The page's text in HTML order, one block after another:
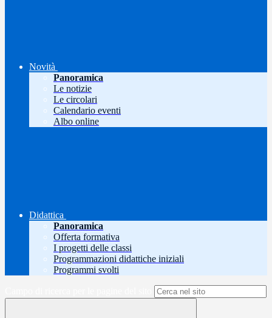
Novità
Panoramica
Le notizie
Le circolari
Calendario eventi
Albo online
Didattica
Panoramica
Offerta formativa
I progetti delle classi
Programmazioni didattiche iniziali
Programmi svolti